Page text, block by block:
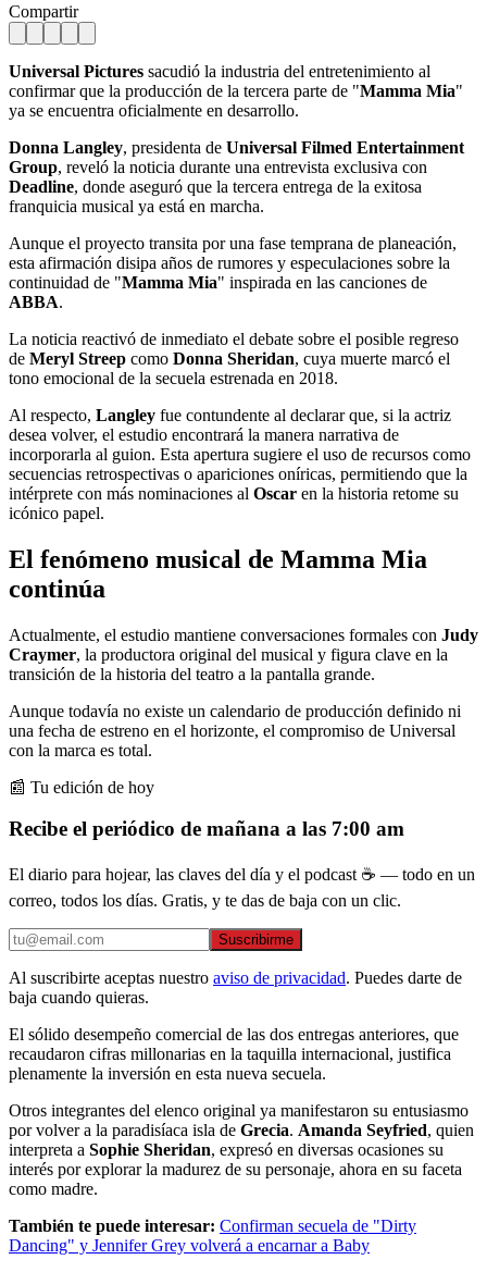
Compartir
Universal Pictures sacudió la industria del entretenimiento al
confirmar que la producción de la tercera parte de "Mamma Mia"
ya se encuentra oficialmente en desarrollo.
Donna Langley, presidenta de Universal Filmed Entertainment
Group, reveló la noticia durante una entrevista exclusiva con
Deadline, donde aseguró que la tercera entrega de la exitosa
franquicia musical ya está en marcha.
Aunque el proyecto transita por una fase temprana de planeación,
esta afirmación disipa años de rumores y especulaciones sobre la
continuidad de "Mamma Mia" inspirada en las canciones de
ABBA.
La noticia reactivó de inmediato el debate sobre el posible regreso
de Meryl Streep como Donna Sheridan, cuya muerte marcó el
tono emocional de la secuela estrenada en 2018.
Al respecto, Langley fue contundente al declarar que, si la actriz
desea volver, el estudio encontrará la manera narrativa de
incorporarla al guion. Esta apertura sugiere el uso de recursos como
secuencias retrospectivas o apariciones oníricas, permitiendo que la
intérprete con más nominaciones al Oscar en la historia retome su
icónico papel.
El fenómeno musical de Mamma Mia
continúa
Actualmente, el estudio mantiene conversaciones formales con Judy
Craymer, la productora original del musical y figura clave en la
transición de la historia del teatro a la pantalla grande.
Aunque todavía no existe un calendario de producción definido ni
una fecha de estreno en el horizonte, el compromiso de Universal
con la marca es total.
📰 Tu edición de hoy
Recibe el periódico de mañana a las 7:00 am
El diario para hojear, las claves del día y el podcast ☕ — todo en un
correo, todos los días. Gratis, y te das de baja con un clic.
Suscribirme
Al suscribirte aceptas nuestro aviso de privacidad. Puedes darte de
baja cuando quieras.
El sólido desempeño comercial de las dos entregas anteriores, que
recaudaron cifras millonarias en la taquilla internacional, justifica
plenamente la inversión en esta nueva secuela.
Otros integrantes del elenco original ya manifestaron su entusiasmo
por volver a la paradisíaca isla de Grecia. Amanda Seyfried, quien
interpreta a Sophie Sheridan, expresó en diversas ocasiones su
interés por explorar la madurez de su personaje, ahora en su faceta
como madre.
También te puede interesar: Confirman secuela de "Dirty
Dancing" y Jennifer Grey volverá a encarnar a Baby